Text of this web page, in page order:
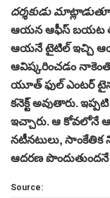
దర్శకుడు
ఆయన ఆఫీస్ బయట
ఆయనే టైటిల్ ఇచ్చి
ఆవిష్కరించడం
యూత్ ఫుల్ ఎంటర్
కనెక్ట్ అవుతారు.
ఇచ్చారు. ఆ కోవలోనే
నటీనటులు, సాంకేతిక
ఆదరణ పొందుతుందనే
Source: